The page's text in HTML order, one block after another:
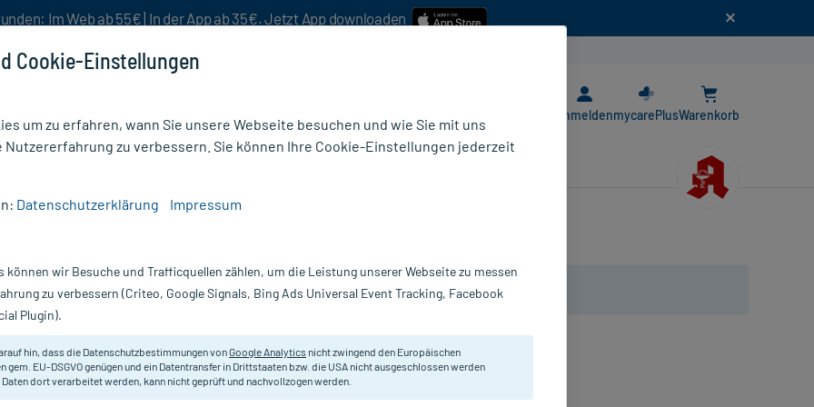
Im Web ab 55€ | In der App ab 35€. Jetzt App downloaden
AnmeldenmycarePlusWarenkorb
Nur für kurze Zeit:Gratis-Versand* ab 19€ Mindestbestellwert!
6 St Zubehör zur Nutzung von Hörgeräten.
Inhalt:
6 St
Cookie-Einstellungen
um zu erfahren, wann Sie unsere Webseite besuchen und wie Sie mit uns
Nutzererfahrung zu verbessern. Sie können Ihre Cookie-Einstellungen jederzeit
Datenschutzerklärung Impressum
können wir Besuche und Trafficquellen zählen, um die Leistung unserer Webseite zu messen
zu verbessern (Criteo, Google Signals, Bing Ads Universal Event Tracking, Facebook
Plugin).
hin, dass die Datenschutzbestimmungen vonGoogle Analytics nicht zwingend den Europäischen
gem. EU-DSGVO genügen und ein Datentransfer in Drittstaaten bzw. die USA nicht ausgeschlossen werden
Daten dort verarbeitet werden, kann nicht geprüft und nachvollzogen werden.